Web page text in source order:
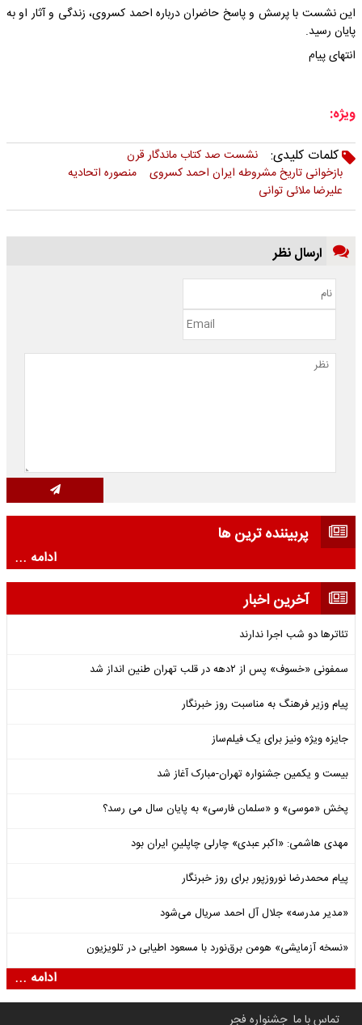
این نشست با پرسش و پاسخ حاضران درباره احمد کسروی، زندگی و آثار او به
پایان رسید.
انتهای پیام
ویژه:
کلمات کلیدی:
نشست صد کتاب ماندگار قرن
بازخوانی تاریخ مشروطه ایران احمد کسروی
منصوره اتحادیه
علیرضا ملائی توانی
ارسال نظر
پربیننده ترین ها
ادامه ...
آخرین اخبار
تئاترها دو شب اجرا ندارند
سمفونی «خسوف» پس از ۲دهه در قلب تهران طنین انداز شد
پیام وزیر فرهنگ به مناسبت روز خبرنگار
جایزه ویژه ونیز برای یک فیلم‌ساز
بیست و یکمین جشنواره تهران-مبارک آغاز شد
پخش «موسی» و «سلمان فارسی» به پایان سال می رسد؟
مهدی هاشمی: «اکبر عبدی» چارلی چاپلینِ ایران بود
پیام محمدرضا نوروزپور برای روز خبرنگار
«مدیر مدرسه» جلال آل احمد سریال می‌شود
«نسخه آزمایشی» هومن برق‌نورد با مسعود اطیابی در تلویزیون
ادامه ...
تماس با ما جشنواره فجر